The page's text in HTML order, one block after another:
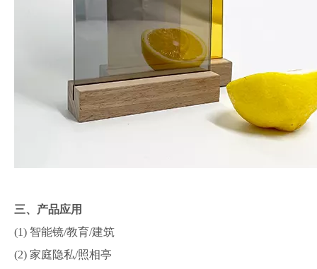
三、产品应用
(1) 智能镜/教育/建筑
(2) 家庭隐私/照相亭